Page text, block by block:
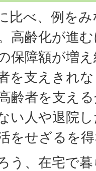
比べ、例を
高齢化が進
保障額が増
を支えきれ
齢者を支え
い人や退院
をせざるを
う、在宅で